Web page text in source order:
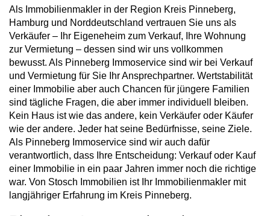
Als Immobilienmakler in der Region Kreis Pinneberg,
Hamburg und Norddeutschland vertrauen Sie uns als
Verkäufer – Ihr Eigeneheim zum Verkauf, Ihre Wohnung
zur Vermietung – dessen sind wir uns vollkommen
bewusst. Als Pinneberg Immoservice sind wir bei Verkauf
und Vermietung für Sie Ihr Ansprechpartner. Wertstabilität
einer Immobilie aber auch Chancen für jüngere Familien
sind tägliche Fragen, die aber immer individuell bleiben.
Kein Haus ist wie das andere, kein Verkäufer oder Käufer
wie der andere. Jeder hat seine Bedürfnisse, seine Ziele.
Als Pinneberg Immoservice sind wir auch dafür
verantwortlich, dass Ihre Entscheidung: Verkauf oder Kauf
einer Immobilie in ein paar Jahren immer noch die richtige
war. Von Stosch Immobilien ist Ihr Immobilienmakler mit
langjähriger Erfahrung im Kreis Pinneberg.